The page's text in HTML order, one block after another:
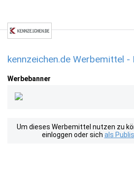
kennzeichen.de Werbemittel -
Werbebanner
Um dieses Werbemittel nutzen zu
einloggen oder sich als